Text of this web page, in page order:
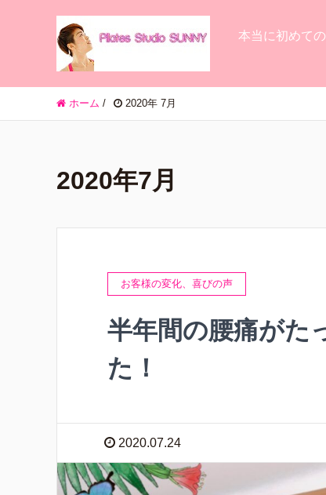
本当に初めて
ホーム / 2020年 7月
2020年7月
お客様の変化、喜びの声
半年間の腰痛がた
た！
2020.07.24